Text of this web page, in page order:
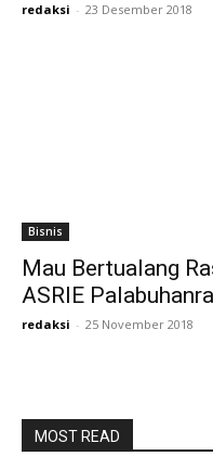
redaksi - 23 Desember 2018
Bisnis
Mau Bertualang
ASRIE
redaksi - 25 November 2018
MOST READ